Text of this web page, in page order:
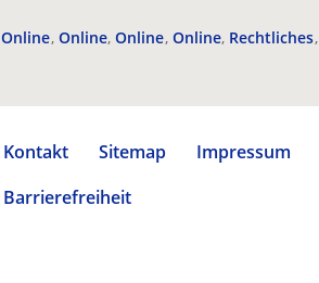
Online Online Online Online Rechtliches
Kontakt Sitemap Impressum
Barrierefreiheit